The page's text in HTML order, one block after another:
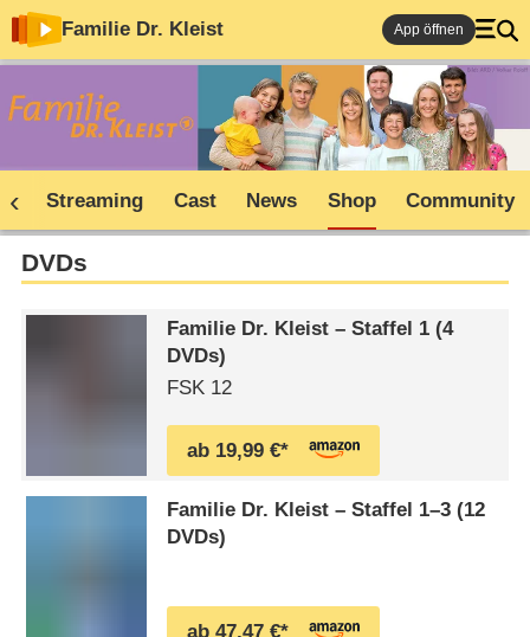
Familie Dr. Kleist App öffnen
Streaming Cast News Shop Community
DVDs
Familie Dr. Kleist – Staffel 1 (4
DVDs)
FSK 12
ab 19,99 €*
Familie Dr. Kleist – Staffel 1⁠–⁠3 (12
DVDs)
ab 47,47 €*